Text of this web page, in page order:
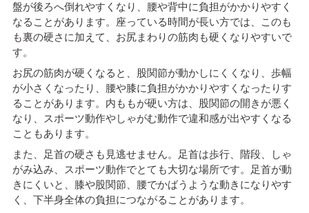
盤が後ろへ倒れやすくなり、腰や背中に負担がかかりやすく
なることがあります。座っている時間が長い方では、このも
も裏の硬さに加えて、お尻まわりの筋肉も硬くなりやすいで
す。
お尻の筋肉が硬くなると、股関節が動かしにくくなり、歩幅
が小さくなったり、腰や膝に負担がかかりやすくなったりす
ることがあります。内ももが硬い方は、股関節の開きが悪く
なり、スポーツ動作やしゃがむ動作で違和感が出やすくなる
こともあります。
また、足首の硬さも見逃せません。足首は歩行、階段、しゃ
がみ込み、スポーツ動作でとても大切な場所です。足首が動
きにくいと、膝や股関節、腰でかばうような動きになりやす
く、下半身全体の負担につながることがあります。